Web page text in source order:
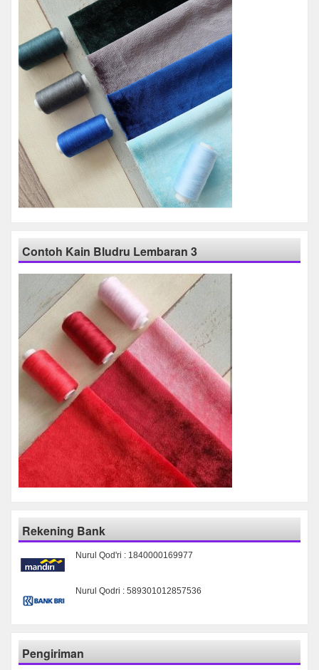
Contoh Kain Bludru Lembaran 3
Rekening Bank
Nurul Qod'ri : 1840000169977
Nurul Qodri : 589301012857536
Pengiriman